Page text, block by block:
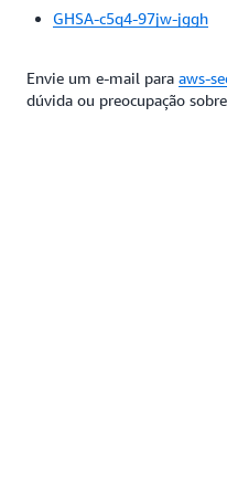
GHSA-c5q4-97jw-jggh
Envie um e-mail para aws-
dúvida ou preocupação